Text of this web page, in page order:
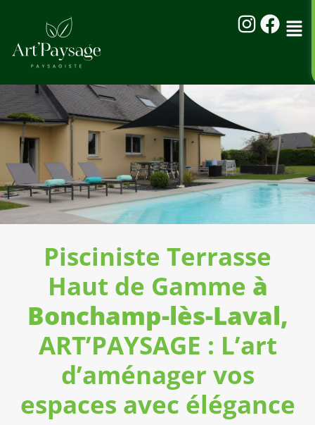
Pisciniste Terrasse
Haut de Gamme à
Bonchamp-lès-Laval,
ART’PAYSAGE : L’art
d’aménager vos
espaces avec élégance